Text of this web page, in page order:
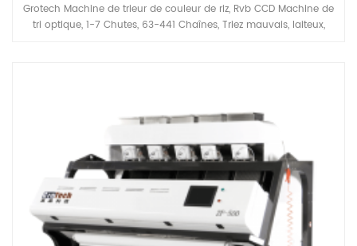
Grotech Machine de trieur de couleur de riz, Rvb CCD Machine de
tri optique, 1-7 Chutes, 63-441 Chaînes, Triez mauvais, laiteux,